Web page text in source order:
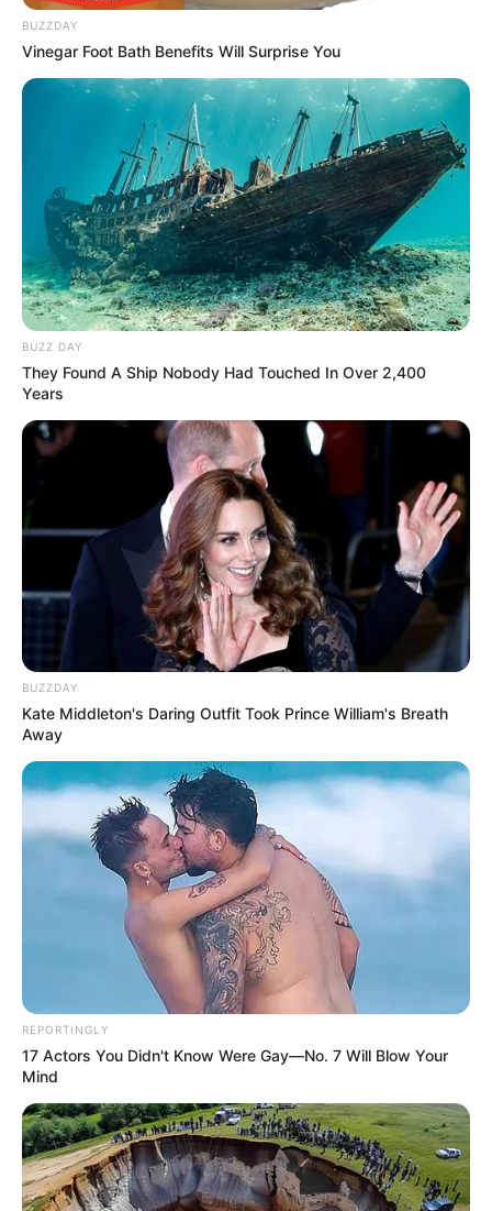
BUZZDAY
Vinegar Foot Bath Benefits Will Surprise You
BUZZ DAY
They Found A Ship Nobody Had Touched In Over 2,400
Years
BUZZDAY
Kate Middleton's Daring Outfit Took Prince William's Breath
Away
REPORTINGLY
17 Actors You Didn't Know Were Gay—No. 7 Will Blow Your
Mind